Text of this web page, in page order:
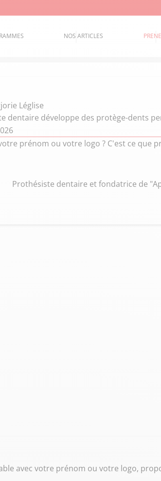
NOS ARTICLES
Léglise
dentaire développe des protège-dents
prénom ou votre logo ? C'est ce que
Prothésiste dentaire et fondatrice de
avec votre prénom ou votre logo,